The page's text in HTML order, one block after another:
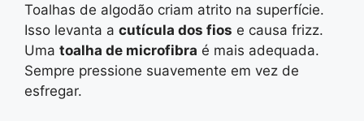
Toalhas de algodão criam atrito na superfície.
Isso levanta a cutícula dos fios e causa frizz.
Uma toalha de microfibra é mais adequada.
Sempre pressione suavemente em vez de
esfregar.